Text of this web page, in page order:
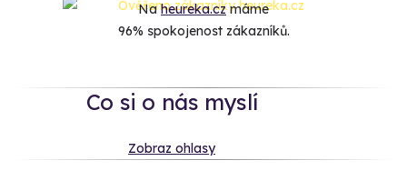
Naheureka.czmáme
96% spokojenost zákazníků.
Co si o nás myslí
Zobraz ohlasy